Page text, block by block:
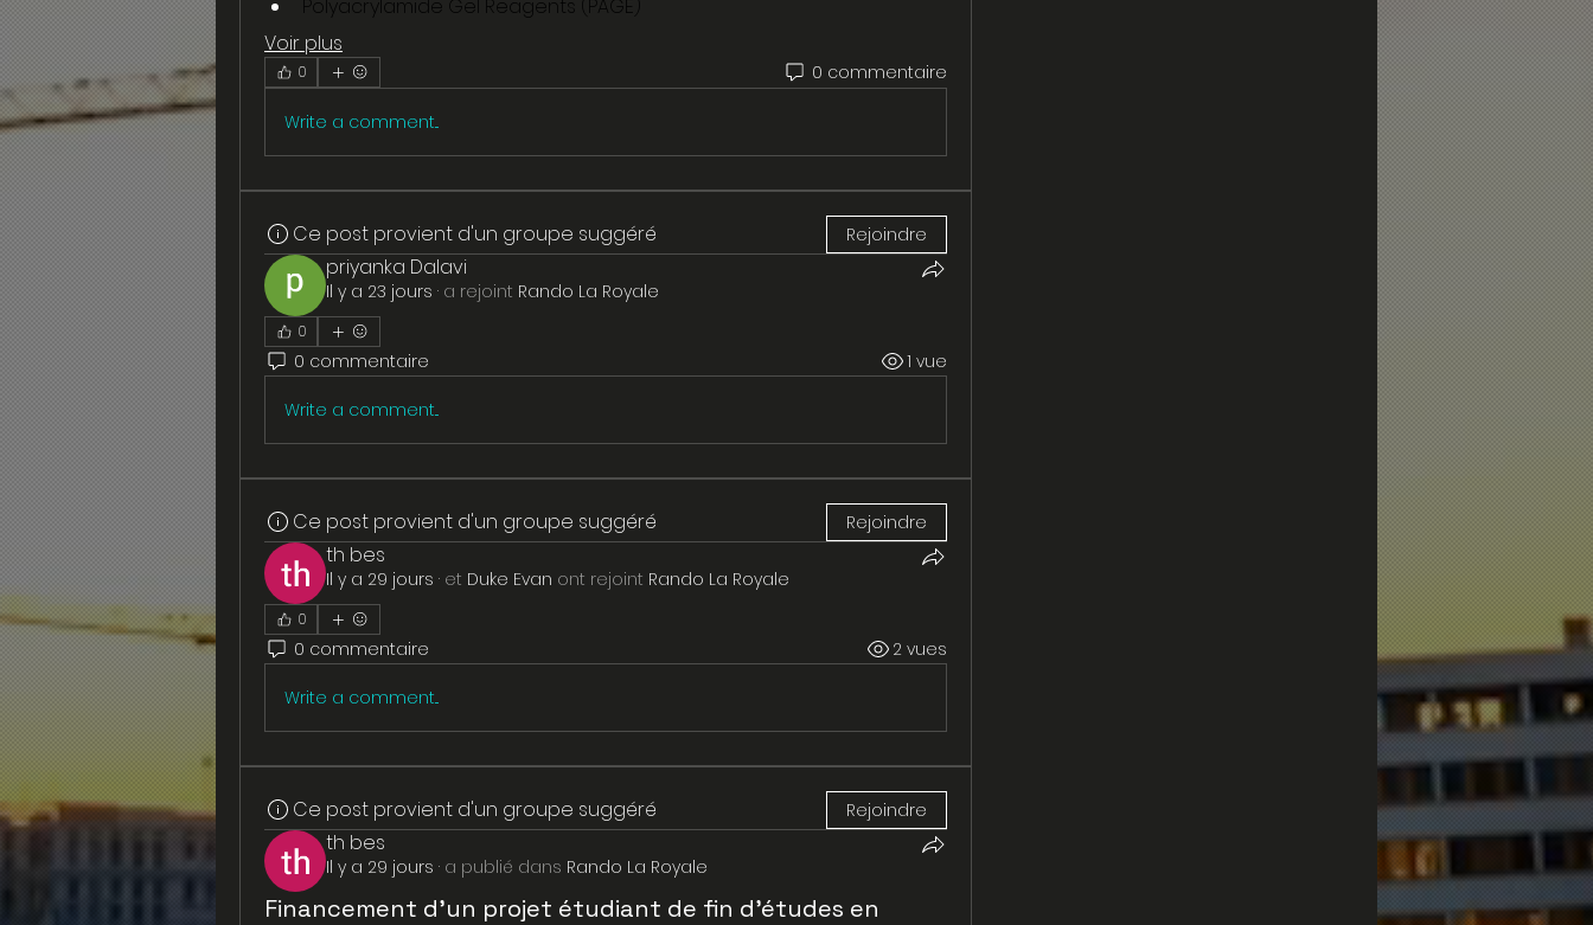
Polyacrylamide Gel Reagents (PAGE)
Voir plus
0 0 commentaire
Write a comment...
Ce post provient d'un groupe suggéré Rejoindre
priyanka Dalavi
Il y a 23 jours · a rejoint Rando La Royale
0
0 commentaire 1 vue
Write a comment...
Ce post provient d'un groupe suggéré Rejoindre
th bes
Il y a 29 jours · et Duke Evan ont rejoint Rando La Royale
0
0 commentaire 2 vues
Write a comment...
Ce post provient d'un groupe suggéré Rejoindre
th bes
Il y a 29 jours · a publié dans Rando La Royale
Financement d'un projet étudiant de fin d'études en